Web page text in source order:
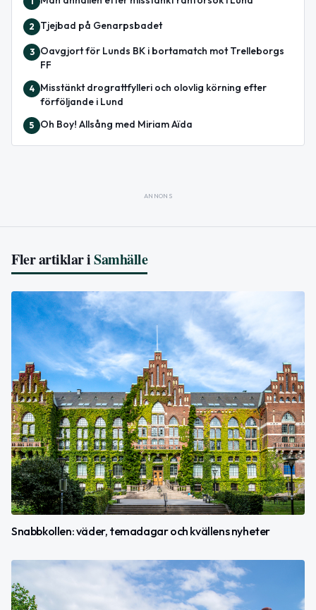
2 Tjejbad på Genarpsbadet
3
Oavgjort för Lunds BK i bortamatch mot Trelleborgs
FF
4
Misstänkt drograttfylleri och olovlig körning efter
förföljande i Lund
5 Oh Boy! Allsång med Miriam Aïda
ANNONS
Fler artiklar iSamhälle
Snabbkollen: väder, temadagar och kvällens nyheter